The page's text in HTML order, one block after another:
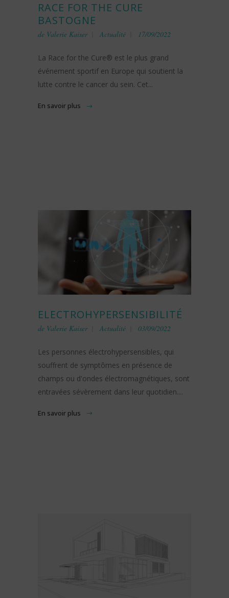
RACE FOR THE CURE
BASTOGNE
de Valerie Kaiser Actualité 17/09/2022
La Race for the Cure® est le plus grand
événement sportif en Europe qui soutient la
lutte contre le cancer du sein. Cet...
En savoir plus
ELECTROHYPERSENSIBILITÉ
de Valerie Kaiser Actualité 03/09/2022
Les personnes électrohypersensibles, qui
souffrent de symptômes en présence de
champs ou d'ondes électromagnétiques, sont
entravées sévèrement dans leur quotidien....
En savoir plus